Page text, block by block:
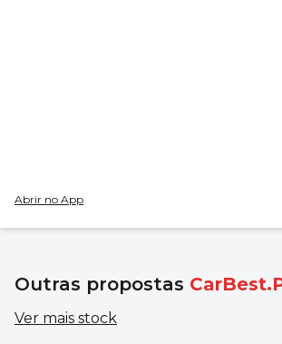
Abrir no App
Outras propostas
Ver mais stock